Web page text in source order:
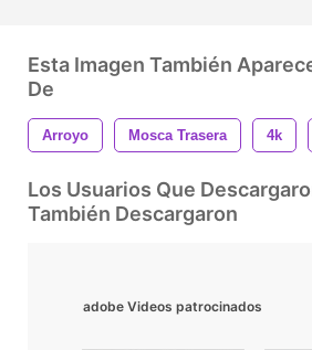
Esta Imagen También
De
Arroyo Mosca Trasera 4k
Los Usuarios Que
También Descargaron
adobe Videos patrocinados